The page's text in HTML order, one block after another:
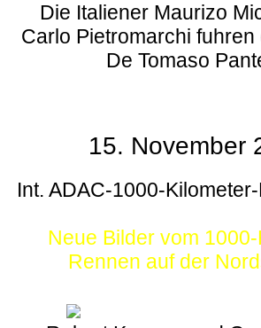
Die Italiener Maurizo
Carlo Pietromarchi
De Tomaso
15. November
Int. ADAC-1000-
Neue Bilder vom
Rennen auf der